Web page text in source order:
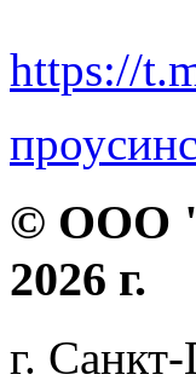
https://
© ООО
2026 г.
г.